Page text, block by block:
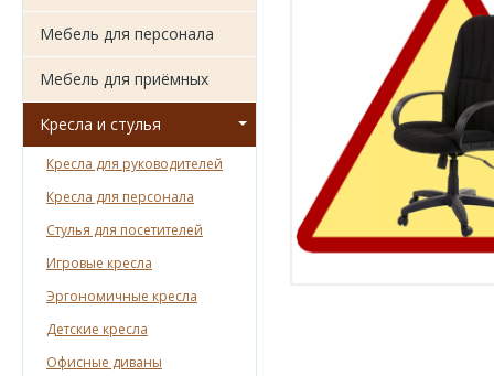
Мебель для персонала
Мебель для приёмных
Кресла и стулья
Кресла для руководителей
Кресла для персонала
Стулья для посетителей
Игровые кресла
Эргономичные кресла
Детские кресла
Офисные диваны